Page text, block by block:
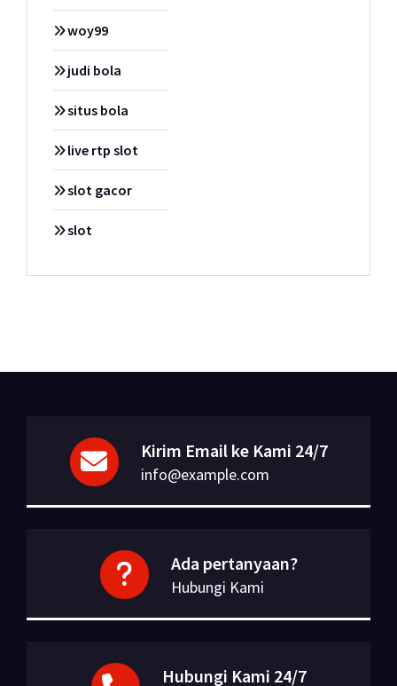
woy99
judi bola
situs bola
live rtp slot
slot gacor
slot
Kirim Email ke Kami 24/7
info@example.com
Ada pertanyaan?
Hubungi Kami
Hubungi Kami 24/7